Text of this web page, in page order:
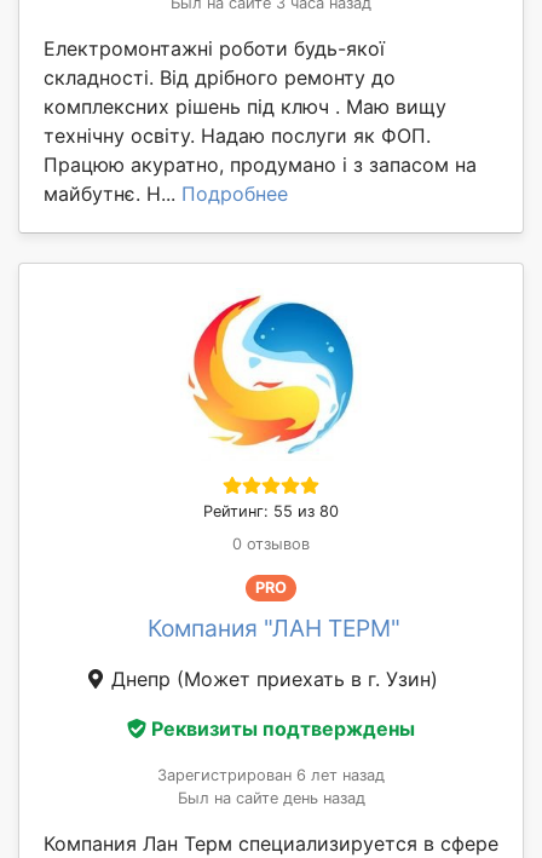
Електромонтажні роботи будь-якої
складності. Від дрібного ремонту до
комплексних рішень під ключ . Маю вищу
технічну освіту. Надаю послуги як ФОП.
Працюю акуратно, продумано і з запасом на
майбутнє. Н... Подробнее
Рейтинг: 55 из 80
0 отзывов
PRO
Компания "ЛАН ТЕРМ"
Днепр (Может приехать в г. Узин)
Реквизиты подтверждены
Зарегистрирован 6 лет назад
Был на сайте день назад
Компания Лан Терм специализируется в сфере